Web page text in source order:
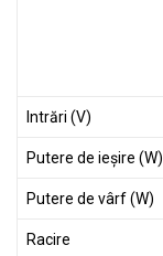
Intrări (V)
Putere de ieșire (W)
Putere de vârf (W)
Racire